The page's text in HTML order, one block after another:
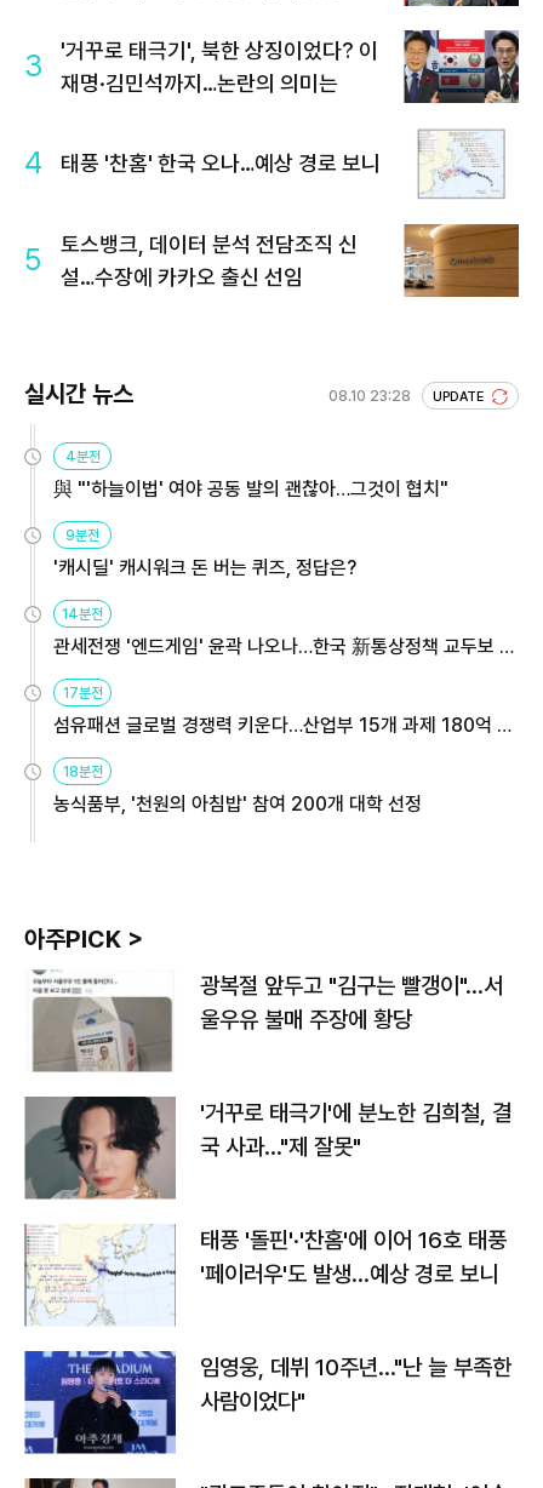
3
'거꾸로 태극기', 북한 상징이었다? 이
재명·김민석까지…논란의 의미는
4 태풍 '찬홈' 한국 오나…예상 경로 보니
5
토스뱅크, 데이터 분석 전담조직 신
설…수장에 카카오 출신 선임
실시간 뉴스 08.10 23:28 UPDATE
4분전
與 "'하늘이법' 여야 공동 발의 괜찮아…그것이 협치"
9분전
'캐시딜' 캐시워크 돈 버는 퀴즈, 정답은?
14분전
관세전쟁 '엔드게임' 윤곽 나오나…한국 新통상정책 교두보 활
17분전
섬유패션 글로벌 경쟁력 키운다…산업부 15개 과제 180억 지
18분전
농식품부, '천원의 아침밥' 참여 200개 대학 선정
아주PICK >
광복절 앞두고 "김구는 빨갱이"…서
울우유 불매 주장에 황당
'거꾸로 태극기'에 분노한 김희철, 결
국 사과…"제 잘못"
태풍 '돌핀'·'찬홈'에 이어 16호 태풍
'페이러우'도 발생…예상 경로 보니
임영웅, 데뷔 10주년…"난 늘 부족한
사람이었다"